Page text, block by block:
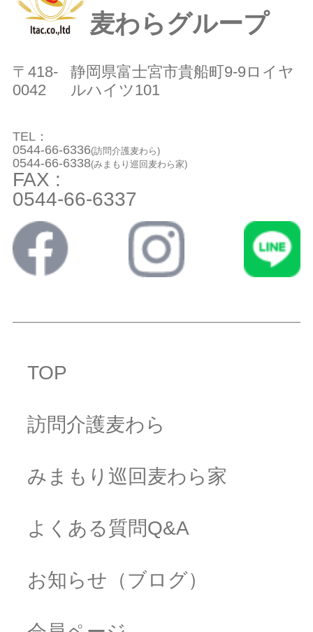
麦わらグループ
〒418-
0042
静岡県富士宮市貴船町9-9ロイヤ
ルハイツ101
TEL：
0544-66-6336(訪問介護麦わら)
0544-66-6338(みまもり巡回麦わら家)
FAX :
0544-66-6337
TOP
訪問介護麦わら
みまもり巡回麦わら家
よくある質問Q&A
お知らせ（ブログ）